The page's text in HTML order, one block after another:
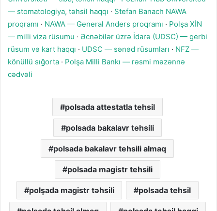
— stomatologiya, təhsil haqqı · Stefan Banach NAWA
proqramı · NAWA — General Anders proqramı · Polşa XİN
— milli viza rüsumu · Əcnəbilər üzrə İdarə (UDSC) — gerbi
rüsum və kart haqqı · UDSC — sənəd rüsumları · NFZ —
könüllü sığorta · Polşa Milli Bankı — rəsmi məzənnə
cədvəli
polsada attestatla tehsil
polsada bakalavr tehsili
polsada bakalavr tehsili almaq
polsada magistr tehsili
polşada magistr təhsili polsada tehsil